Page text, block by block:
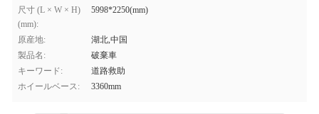
尺寸 (L × W × H)
(mm):
5998*2250(mm)
原産地:
湖北,中国
製品名:
破棄車
キーワード:
道路救助
ホイールベース:
3360mm